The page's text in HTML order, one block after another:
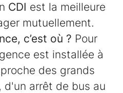
CDI est la meilleure
mutuellement.
c’est où ? Pour
est installée à
proche des grands
arrêt de bus au